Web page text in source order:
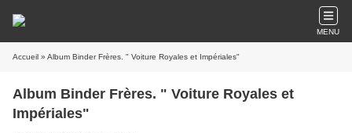
MENU
Accueil » Album Binder Frères. " Voiture Royales et Impériales"
Album Binder Frères. " Voiture Royales et
Impériales"